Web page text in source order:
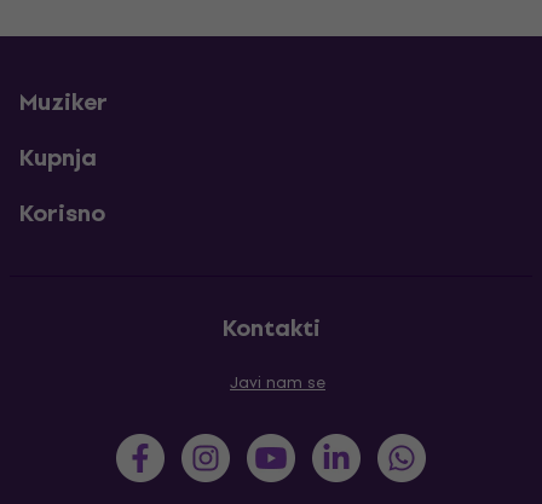
Muziker
Kupnja
Korisno
Kontakti
Javi nam se